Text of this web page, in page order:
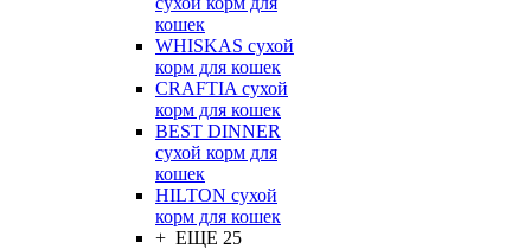
кошек
WHISKAS сухой
корм для кошек
CRAFTIA сухой
корм для кошек
BEST DINNER
сухой корм для
кошек
HILTON сухой
корм для кошек
+ ЕЩЕ 25